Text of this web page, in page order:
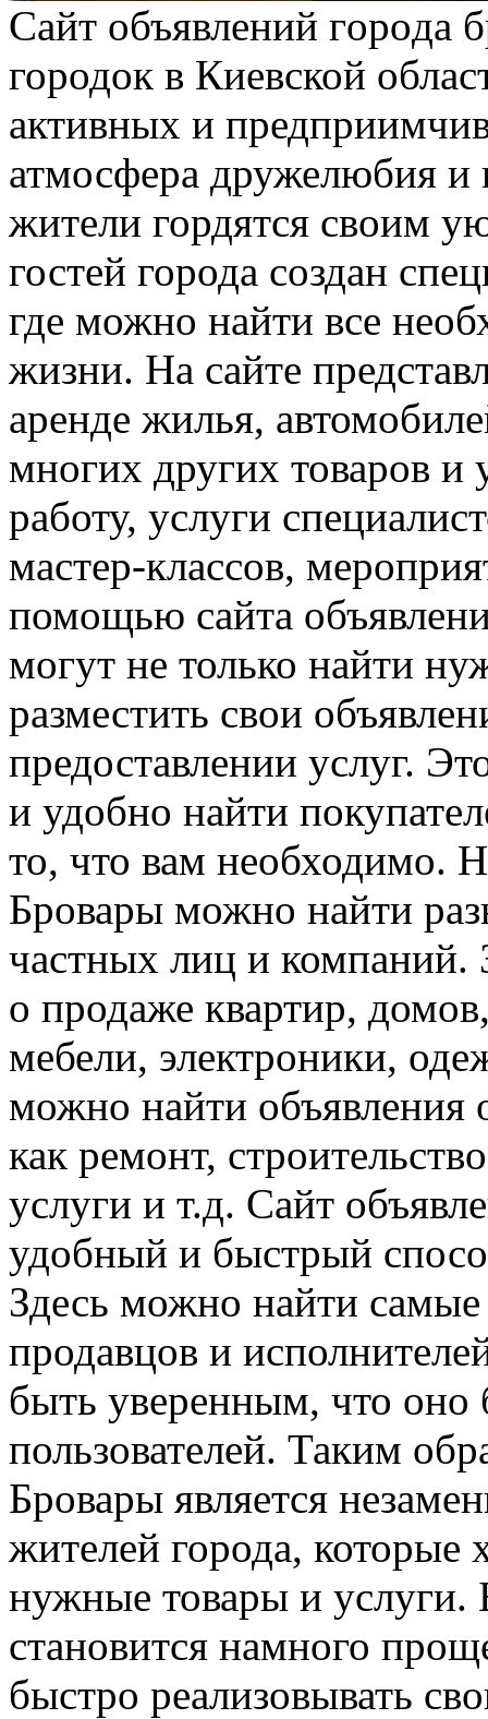
Сaйт oбъявлeний
городок в Киевской
активных и
атмосфера дружелюбия и
жители гордятся своим
гостей города создан
где можно найти все
жизни. На сайте
аренде жилья,
многих других товаров и
работу, услуги
мастер-классов,
помощью сайта
могут не только найти
разместить свои
предоставлении услуг.
и удобно найти
то, что вам необходимо.
Бровары можно найти
частных лиц и компаний.
о продаже квартир,
мебели, электроники,
можно найти объявления
как ремонт,
услуги и т.д. Сайт
удобный и быстрый
Здесь можно найти
продавцов и
быть уверенным, что оно
пользователей. Таким
Бровары является
жителей города, которые
нужные товары и услуги.
становится намного
быстро реализовывать